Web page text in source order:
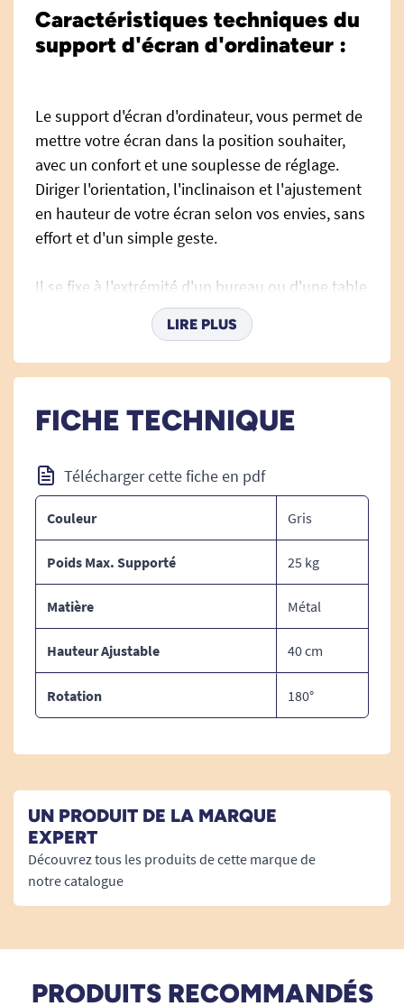
Caractéristiques techniques du
support d'écran d'ordinateur :
Le support d'écran d'ordinateur, vous permet de
mettre votre écran dans la position souhaiter,
avec un confort et une souplesse de réglage.
Diriger l'orientation, l'inclinaison et l'ajustement
en hauteur de votre écran selon vos envies, sans
effort et d'un simple geste.
Il se fixe à l'extrémité d'un bureau ou d'une table
d'une épaisseur de 1.9 à 4 cm.
Matière : métal.
Support en métal inclinable de droite à
Livré complet avec guide de câbles.
Hauteur ajustable : 40 cm.
Rotation : 180°
La domotique ergonomique avec Expert.
Voir tous les produits pour m'aider à utiliser les outils informatiques.
LIRE PLUS
FICHE TECHNIQUE
Télécharger cette fiche en pdf
Couleur Gris
Poids Max. Supporté 25 kg
Matière Métal
Hauteur Ajustable 40 cm
Rotation 180°
UN PRODUIT DE LA MARQUE
EXPERT
Découvrez tous les produits de cette marque de
notre catalogue
PRODUITS RECOMMANDÉS